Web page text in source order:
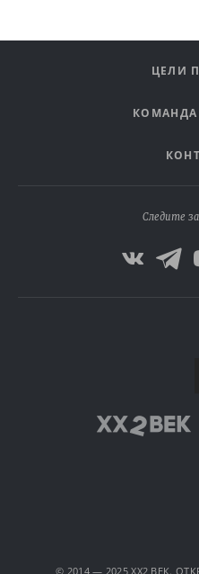
ЦЕЛИ
Следите
© 2014 — 2025 XX2 ВЕК.